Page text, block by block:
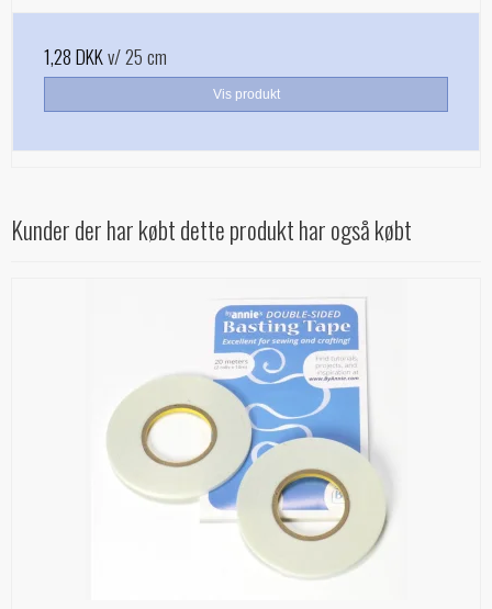
1,28 DKKv/ 25 cm
Vis produkt
Kunder der har købt dette produkt har også købt